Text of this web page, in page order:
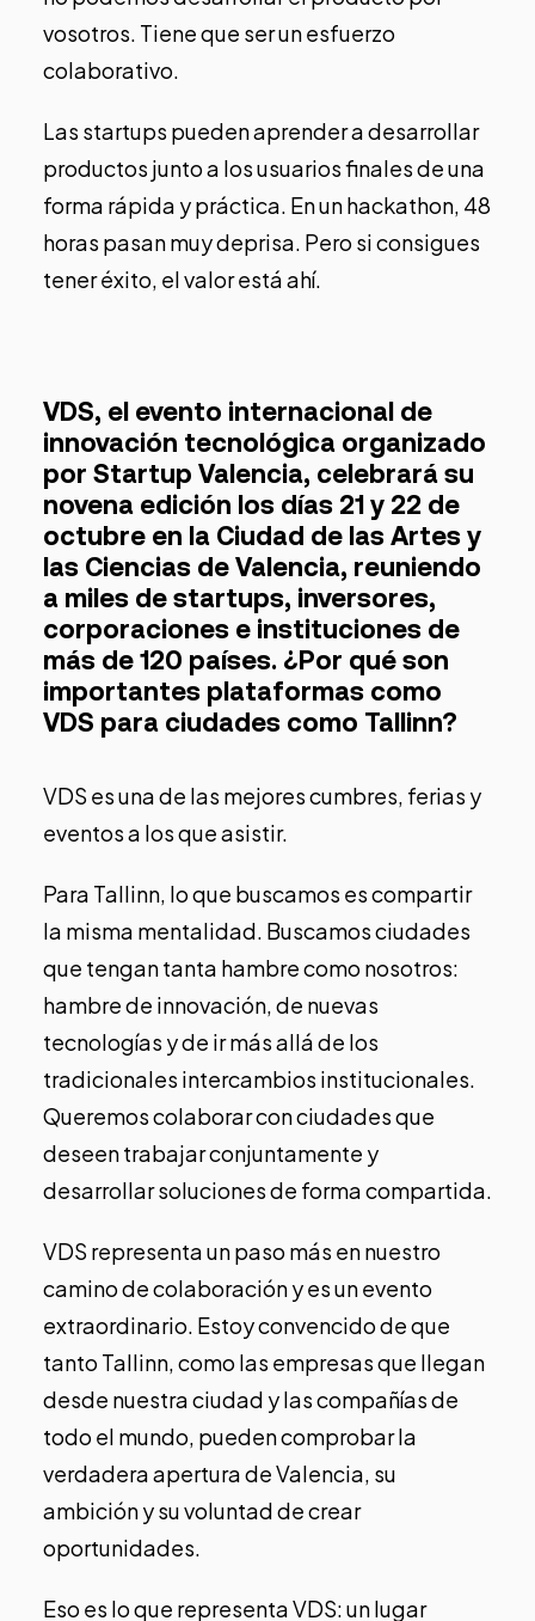
vosotros. Tiene que ser un esfuerzo
colaborativo.
Las startups pueden aprender a desarrollar
productos junto a los usuarios finales de una
forma rápida y práctica. En un hackathon, 48
horas pasan muy deprisa. Pero si consigues
tener éxito, el valor está ahí.
VDS, el evento internacional de
innovación tecnológica organizado
por Startup Valencia, celebrará su
novena edición los días 21 y 22 de
octubre en la Ciudad de las Artes y
las Ciencias de Valencia, reuniendo
a miles de startups, inversores,
corporaciones e instituciones de
más de 120 países. ¿Por qué son
importantes plataformas como
VDS para ciudades como Tallinn?
VDS es una de las mejores cumbres, ferias y
eventos a los que asistir.
Para Tallinn, lo que buscamos es compartir
la misma mentalidad. Buscamos ciudades
que tengan tanta hambre como nosotros:
hambre de innovación, de nuevas
tecnologías y de ir más allá de los
tradicionales intercambios institucionales.
Queremos colaborar con ciudades que
deseen trabajar conjuntamente y
desarrollar soluciones de forma compartida.
VDS representa un paso más en nuestro
camino de colaboración y es un evento
extraordinario. Estoy convencido de que
tanto Tallinn, como las empresas que llegan
desde nuestra ciudad y las compañías de
todo el mundo, pueden comprobar la
verdadera apertura de Valencia, su
ambición y su voluntad de crear
oportunidades.
Eso es lo que representa VDS: un lugar